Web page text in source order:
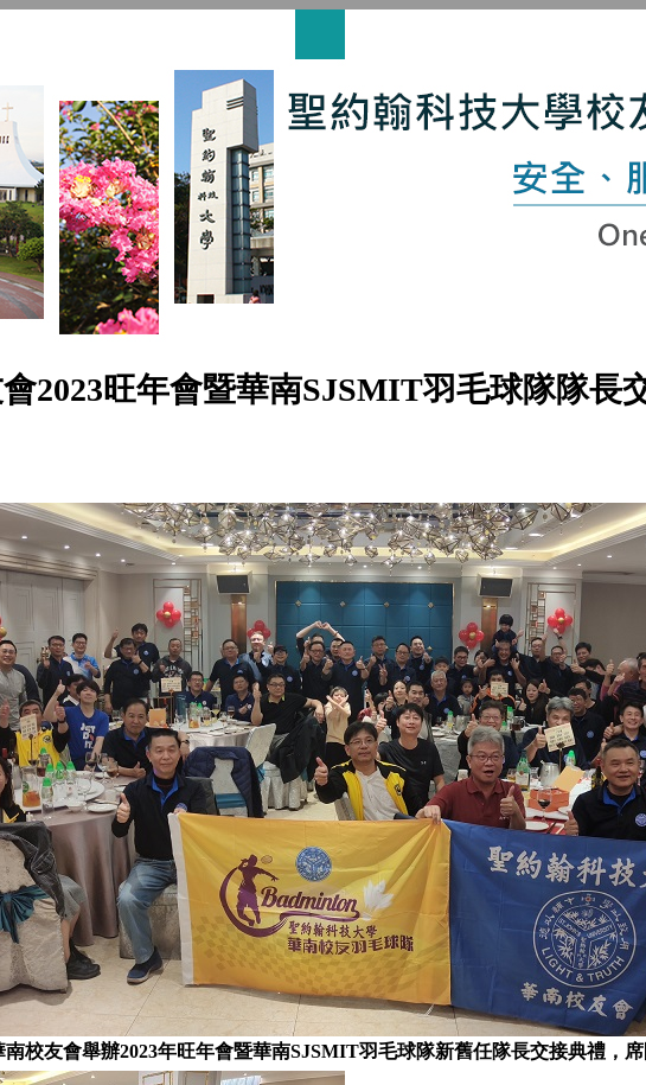
2023旺年會暨華南SJSMIT羽毛球隊隊長
校友會舉辦2023年旺年會暨華南SJSMIT羽毛球隊新舊任隊長交接典禮，席